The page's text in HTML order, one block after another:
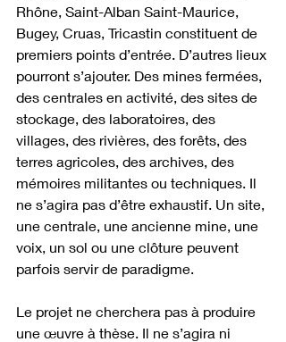
Rhône, Saint-Alban Saint-Maurice,
Bugey, Cruas, Tricastin constituent de
premiers points d’entrée. D’autres lieux
pourront s’ajouter. Des mines fermées,
des centrales en activité, des sites de
stockage, des laboratoires, des
villages, des rivières, des forêts, des
terres agricoles, des archives, des
mémoires militantes ou techniques. Il
ne s’agira pas d’être exhaustif. Un site,
une centrale, une ancienne mine, une
voix, un sol ou une clôture peuvent
parfois servir de paradigme.
Le projet ne cherchera pas à produire
une œuvre à thèse. Il ne s’agira ni